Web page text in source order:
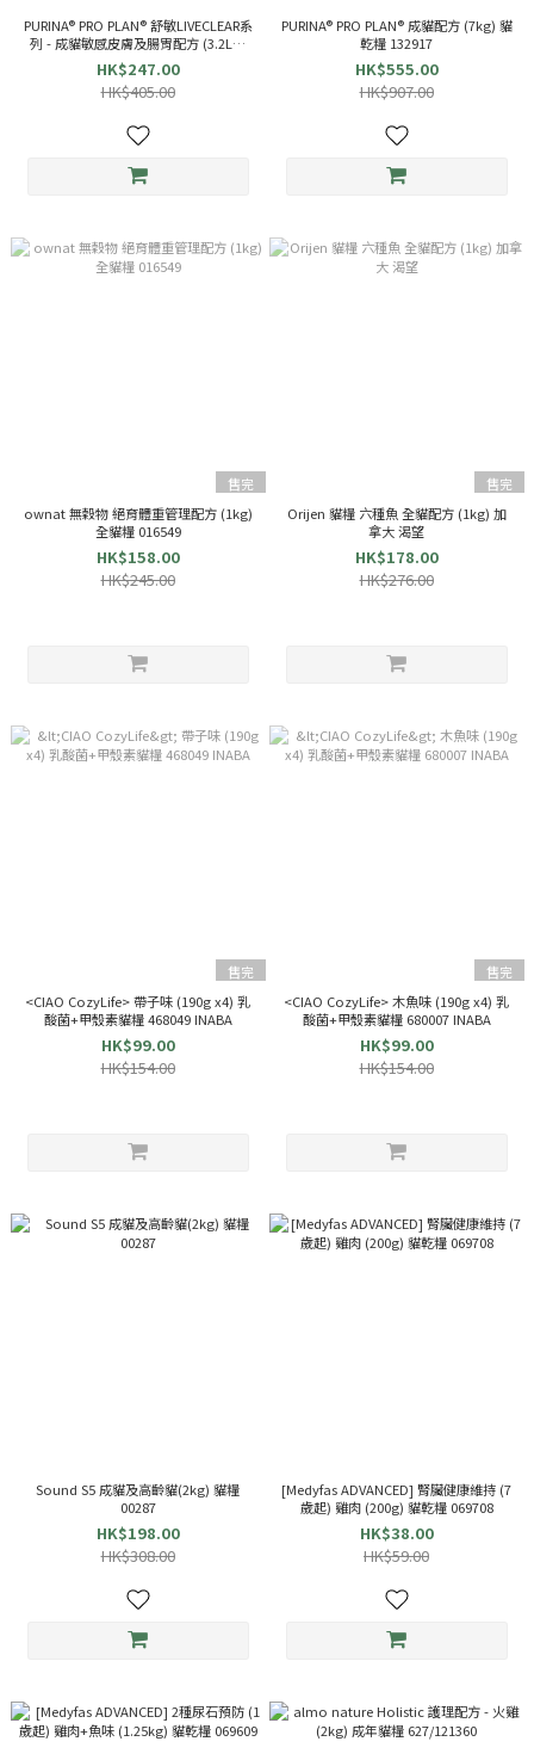
PURINA® PRO PLAN® 舒敏LIVECLEAR系
列 - 成貓敏感皮膚及腸胃配方 (3.2LB)
貓乾糧 187192
HK$247.00
HK$405.00
PURINA® PRO PLAN® 成貓配方 (7kg) 貓
乾糧 132917
HK$555.00
HK$907.00
售完
ownat 無穀物 絕育體重管理配方 (1kg)
全貓糧 016549
HK$158.00
HK$245.00
售完
Orijen 貓糧 六種魚 全貓配方 (1kg) 加
拿大 渴望
HK$178.00
HK$276.00
售完
<CIAO CozyLife> 帶子味 (190g x4) 乳
酸菌+甲殼素貓糧 468049 INABA
HK$99.00
HK$154.00
售完
<CIAO CozyLife> 木魚味 (190g x4) 乳
酸菌+甲殼素貓糧 680007 INABA
HK$99.00
HK$154.00
Sound S5 成貓及高齡貓(2kg) 貓糧
00287
HK$198.00
HK$308.00
[Medyfas ADVANCED] 腎臟健康維持 (7
歲起) 雞肉 (200g) 貓乾糧 069708
HK$38.00
HK$59.00